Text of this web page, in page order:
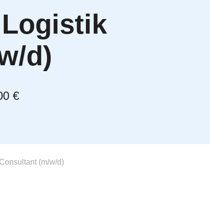
Logistik
d)
€
(m/w/d)